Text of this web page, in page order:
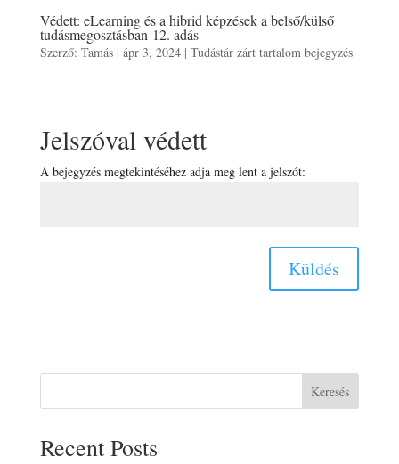
Védett: eLearning és a hibrid képzések a belső/külső
tudásmegosztásban-12. adás
Szerző: Tamás| ápr 3, 2024| Tudástár zárt tartalom bejegyzés
Jelszóval védett
A bejegyzés megtekintéséhez adja meg lent a jelszót:
Küldés
Keresés
Recent Posts